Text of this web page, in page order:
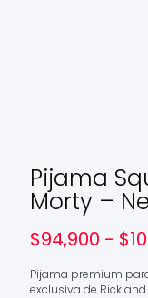
Pijama
Morty –
$94,900 - $
Pijama premium
exclusiva de Rick and